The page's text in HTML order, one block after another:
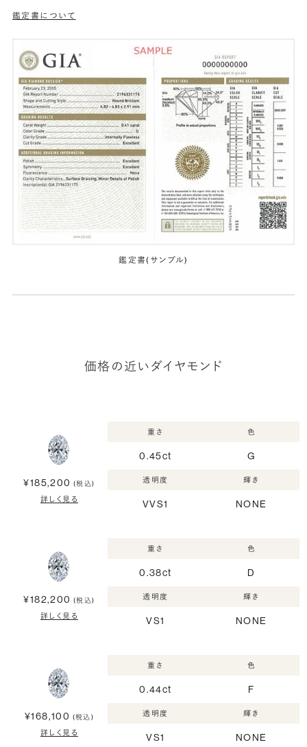
鑑定書について
鑑定書(サンプル)
価格の近いダイヤモンド
¥185,200 (税込)
詳しく見る
重さ
0.45ct
色
G
透明度
VVS1
輝き
NONE
¥182,200 (税込)
詳しく見る
重さ
0.38ct
色
D
透明度
VS1
輝き
NONE
¥168,100 (税込)
詳しく見る
重さ
0.44ct
色
F
透明度
VS1
輝き
NONE